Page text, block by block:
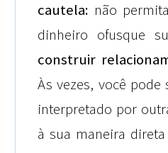
cautela: não
dinheiro ofusque
construir
Às vezes, você
interpretado por
à sua maneira